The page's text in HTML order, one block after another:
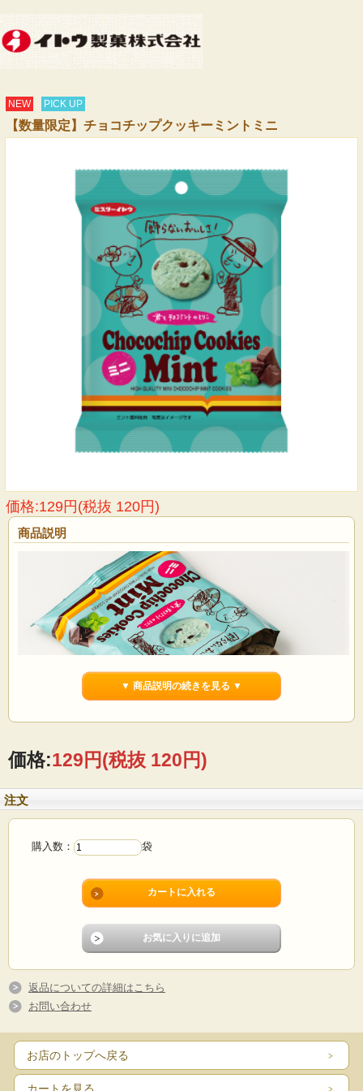
NEW PICK UP
【数量限定】チョコチップクッキーミントミニ
価格:129円(税抜 120円)
商品説明
ミントグリーンの生地にチョコチップをアクセントとして加えた、
見た目にも味わいにも清涼感のある一口サイズのクッキーです。
おいしさのひみつ
●口に入れた瞬間、爽やかなミントの香りが広がり、甘いチョコチップ
とのバランスが良く、
最後まで飽きずに楽しめます。
●オーブン温度、焼き時間を調整することで、ミントの色合いを残して
暑い夏に、見た目からも爽やかな気分になることができます。
●原料の配合や生地の焼き方にこだわり、
軽やかでサクサクとした食感に仕上げました。
■内容量
60g
■賞味期限
▼ 商品説明の続きを見る ▼
価格:129円(税抜 120円)
注文
購入数： 袋
返品についての詳細はこちら
お問い合わせ
お店のトップへ戻る
カートを見る